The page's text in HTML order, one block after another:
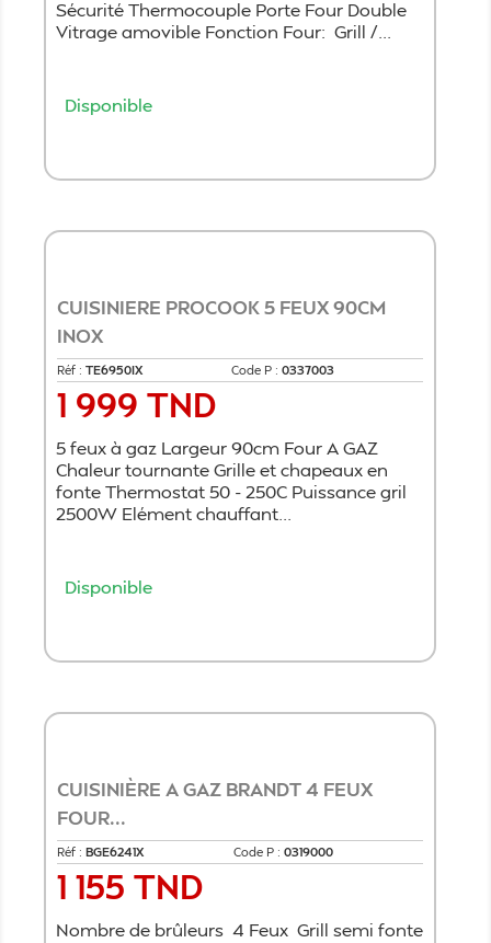
Sécurité Thermocouple Porte Four Double
Vitrage amovible Fonction Four: Grill /...
Disponible
CUISINIERE PROCOOK 5 FEUX 90CM
INOX
Réf : TE6950IX Code P : 0337003
Prix
1 999 TND
5 feux à gaz Largeur 90cm Four A GAZ
Chaleur tournante Grille et chapeaux en
fonte Thermostat 50 - 250C Puissance gril
2500W Elément chauffant...
Disponible
CUISINIÈRE A GAZ BRANDT 4 FEUX
FOUR...
Réf : BGE6241X Code P : 0319000
Prix
1 155 TND
Nombre de brûleurs 4 Feux Grill semi fonte